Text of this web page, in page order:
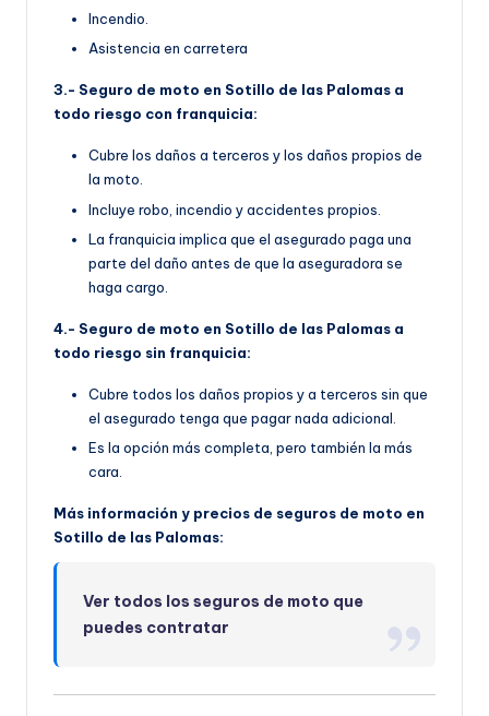
Incendio.
Asistencia en carretera
3.- Seguro de moto en Sotillo de las Palomas a
todo riesgo con franquicia:
Cubre los daños a terceros y los daños propios de
la moto.
Incluye robo, incendio y accidentes propios.
La franquicia implica que el asegurado paga una
parte del daño antes de que la aseguradora se
haga cargo.
4.- Seguro de moto en Sotillo de las Palomas a
todo riesgo sin franquicia:
Cubre todos los daños propios y a terceros sin que
el asegurado tenga que pagar nada adicional.
Es la opción más completa, pero también la más
cara.
Más información y precios de seguros de moto en
Sotillo de las Palomas:
Ver todos los seguros de moto que
puedes contratar